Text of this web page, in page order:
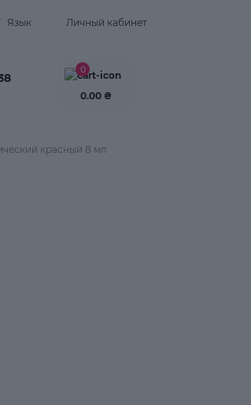
Язык Личный кабинет
0
0.00 ₴
красный 8 мл